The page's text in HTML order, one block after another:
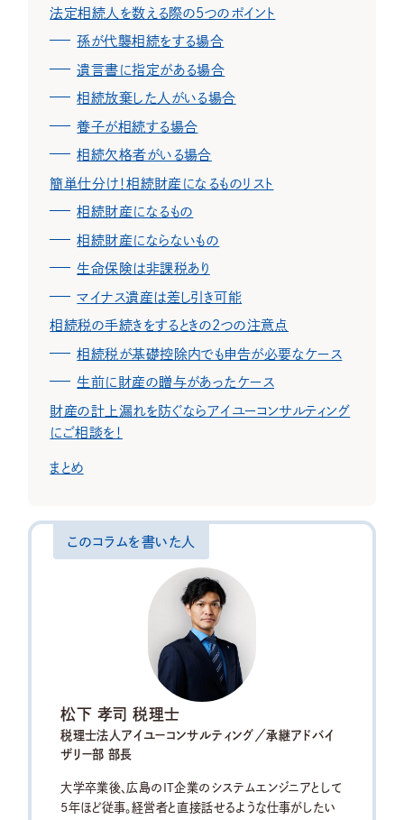
法定相続人を数える際の5つのポイント
孫が代襲相続をする場合
遺言書に指定がある場合
相続放棄した人がいる場合
養子が相続する場合
相続欠格者がいる場合
簡単仕分け！相続財産になるものリスト
相続財産になるもの
相続財産にならないもの
生命保険は非課税あり
マイナス遺産は差し引き可能
相続税の手続きをするときの2つの注意点
相続税が基礎控除内でも申告が必要なケース
生前に財産の贈与があったケース
財産の計上漏れを防ぐならアイユーコンサルティング
にご相談を！
まとめ
このコラムを書いた人
松下 孝司 税理士
税理士法人アイユーコンサルティング／承継アドバイ
ザリー部 部長
大学卒業後、広島のIT企業のシステムエンジニアとして
5年ほど従事。経営者と直接話せるような仕事がしたい